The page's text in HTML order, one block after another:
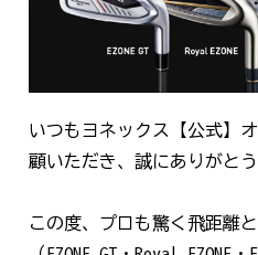
いつもヨネックス【公式】
顧いただき、誠にありがとう
この度、プロも驚く飛距離